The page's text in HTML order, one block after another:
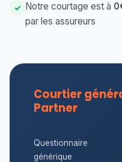
✓ Notre courtage est à
par les assureurs
Courtier
Partner
Questionnaire
générique